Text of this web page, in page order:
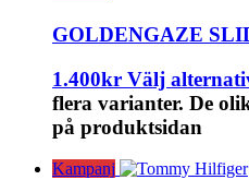
GOLDENGAZE
1.400kr Välj
flera varianter. De
på produktsidan
Kampanj